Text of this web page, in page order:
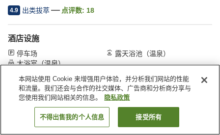
4.9 出类拔萃 点评数: 18
酒店设施
停车场
露天浴池（温泉）
大浴室（温泉）
首页 日本 栃木县 那须町 那须汤本温泉Clair旅馆
搜索客房
本网站使用 Cookie 来增强用户体验，并分析我们网站的性能
和流量。我们还会与合作的社交媒体、广告商和分析商分享与
您使用我们网站相关的信息。
隐私政策
不得出售我的个人信息 接受所有